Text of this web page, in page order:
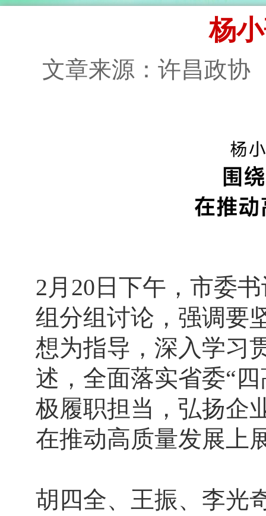
杨
文章来源：许昌政
2月20日下午，市委
组分组讨论，强调要
想为指导，深入学习
述，全面落实省委“
极履职担当，弘扬企
在推动高质量发展上
胡四全、王振、李光